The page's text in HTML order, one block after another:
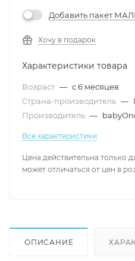
Добавить пакет
Хочу в подарок
Характеристики товара
Возраст — с 6 месяцев
Страна-производитель —
Производитель —
Все характеристики
Цена действительна только
может отличаться от цен в
ОПИСАНИЕ